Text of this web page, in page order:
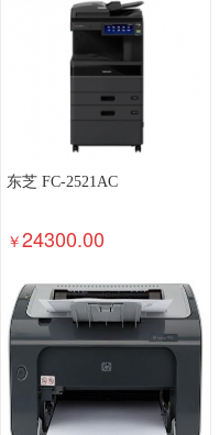
东芝 FC-2521AC
￥24300.00